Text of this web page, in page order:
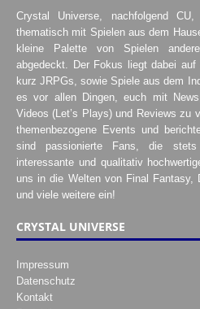
Crystal Universe, nachfolgend
thematisch mit Spielen aus dem
kleine Palette von Spielen
abgedeckt. Der Fokus liegt dabei auf
kurz JRPGs, sowie Spiele aus dem
es vor allen Dingen, euch mit
Videos (Let’s Plays) und Reviews zu
themenbezogene Events und
sind passionierte Fans, die
interessante und qualitativ
uns in die Welten von Final Fantasy,
und viele weitere ein!
CRYSTAL UNIVERSE
Impressum
Datenschutz
Kontakt